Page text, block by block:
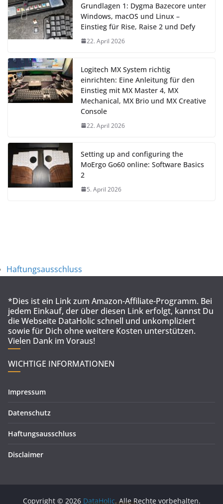
Grundlagen 1: Dygma Bazecore unter
Windows, macOS und Linux –
Einstieg für Rise, Raise 2 und Defy
22. April 2026
Logitech MX System richtig
einrichten: Eine Anleitung für den
Einstieg mit MX Master 4, MX
Mechanical, MX Brio und MX Creative
Console
22. April 2026
Setting up and configuring the
MoErgo Go60 online: Software Basics
2
5. April 2026
Haftungsausschluss
*Dies ist ein Link zum Amazon-Affiliate-Programm. Bei
jedem Einkauf, der über diesen Link erfolgt, kannst Du
die Webseite DataHolic schnell und unkompliziert
sowie für Dich ohne weitere Kosten unterstützen.
Vielen Dank im Voraus!
WICHTIGE INFORMATIONEN
Impressum
Datenschutz
Haftungsausschluss
Disclaimer
Copyright © 2026 DataHolic. Alle Rechte vorbehalten.